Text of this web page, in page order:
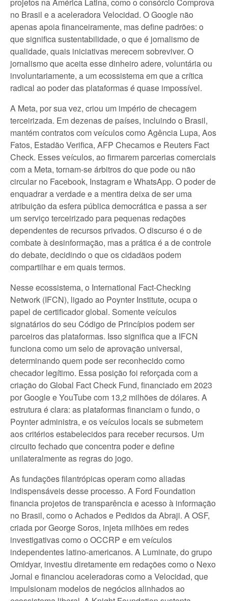
no Brasil e a aceleradora Velocidad. O Google não
apenas apoia financeiramente, mas define padrões: o
que significa sustentabilidade, o que é jornalismo de
qualidade, quais iniciativas merecem sobreviver. O
jornalismo que aceita esse dinheiro adere, voluntária ou
involuntariamente, a um ecossistema em que a crítica
radical ao poder das plataformas é quase impossível.
A Meta, por sua vez, criou um império de checagem
terceirizada. Em dezenas de países, incluindo o Brasil,
mantém contratos com veículos como Agência Lupa, Aos
Fatos, Estadão Verifica, AFP Checamos e Reuters Fact
Check. Esses veículos, ao firmarem parcerias comerciais
com a Meta, tornam-se árbitros do que pode ou não
circular no Facebook, Instagram e WhatsApp. O poder de
enquadrar a verdade e a mentira deixa de ser uma
atribuição da esfera pública democrática e passa a ser
um serviço terceirizado para pequenas redações
dependentes de recursos privados. O discurso é o de
combate à desinformação, mas a prática é a de controle
do debate, decidindo o que os cidadãos podem
compartilhar e em quais termos.
Nesse ecossistema, o International Fact-Checking
Network (IFCN), ligado ao Poynter Institute, ocupa o
papel de certificador global. Somente veículos
signatários do seu Código de Princípios podem ser
parceiros das plataformas. Isso significa que a IFCN
funciona como um selo de aprovação universal,
determinando quem pode ser reconhecido como
checador legítimo. Essa posição foi reforçada com a
criação do Global Fact Check Fund, financiado em 2023
por Google e YouTube com 13,2 milhões de dólares. A
estrutura é clara: as plataformas financiam o fundo, o
Poynter administra, e os veículos locais se submetem
aos critérios estabelecidos para receber recursos. Um
circuito fechado que concentra poder e define
unilateralmente as regras do jogo.
As fundações filantrópicas operam como aliadas
indispensáveis desse processo. A Ford Foundation
financia projetos de transparência e acesso à informação
no Brasil, como o Achados e Pedidos da Abraji. A OSF,
criada por George Soros, injeta milhões em redes
investigativas como o OCCRP e em veículos
independentes latino-americanos. A Luminate, do grupo
Omidyar, investiu diretamente em redações como o Nexo
Jornal e financiou aceleradoras como a Velocidad, que
impulsionam modelos de negócios alinhados ao